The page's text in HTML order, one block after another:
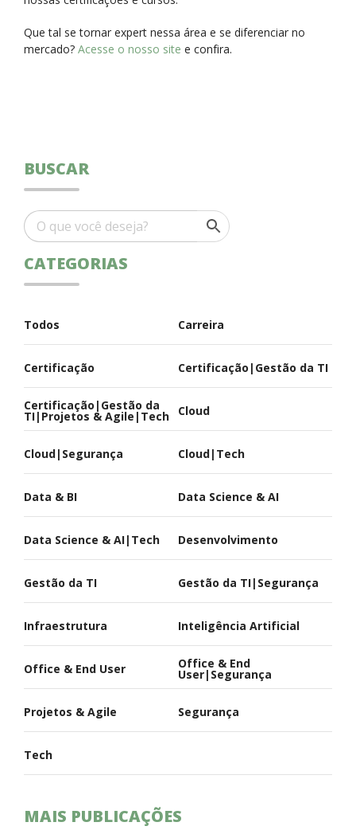
Que tal se tornar expert nessa área e se diferenciar no
mercado? Acesse o nosso site e confira.
BUSCAR
CATEGORIAS
Todos Carreira
Certificação Certificação|Gestão da TI
Certificação|Gestão da
TI|Projetos & Agile|Tech Cloud
Cloud|Segurança Cloud|Tech
Data & BI Data Science & AI
Data Science & AI|Tech Desenvolvimento
Gestão da TI Gestão da TI|Segurança
Infraestrutura Inteligência Artificial
Office & End User Office & End
User|Segurança
Projetos & Agile Segurança
Tech
MAIS PUBLICAÇÕES